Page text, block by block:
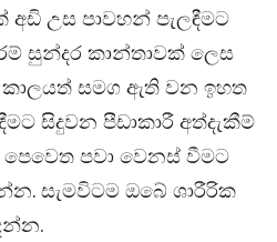
උස පාවහන් පැලඳීමට
සුන්දර කාන්තාවක් ලෙස
කාලයත් සමග ඇති වන ඉහත
සිදුවන පීඩාකාරී අත්දැකීම්
පෙවෙත පවා වෙනස් වීමට
සැමවිටම ඔබේ ශාරීරික